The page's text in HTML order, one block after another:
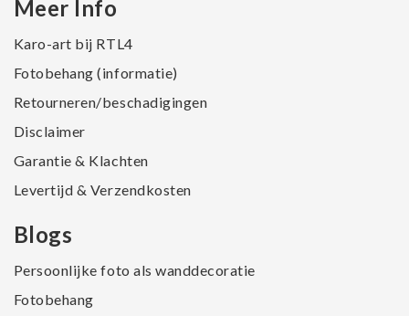
Meer Info
Karo-art bij RTL4
Fotobehang (informatie)
Retourneren/beschadigingen
Disclaimer
Garantie & Klachten
Levertijd & Verzendkosten
Blogs
Persoonlijke foto als wanddecoratie
Fotobehang